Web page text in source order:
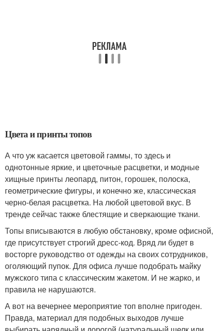
Цвета и принты топов
А что уж касается цветовой гаммы, то здесь и
однотонные яркие, и цветочные расцветки, и модные
хищные принты леопард, питон, горошек, полоска,
геометрические фигуры, и конечно же, классическая
черно-белая расцветка. На любой цветовой вкус. В
тренде сейчас также блестящие и сверкающие ткани.
Топы вписываются в любую обстановку, кроме офисной,
где присутствует строгий дресс-код. Вряд ли будет в
восторге руководство от одежды на своих сотрудников,
оголяющий пупок. Для офиса лучше подобрать майку
мужского типа с классическим жакетом. И не жарко, и
правила не нарушаются.
А вот на вечернее мероприятие топ вполне пригоден.
Правда, материал для подобных выходов лучше